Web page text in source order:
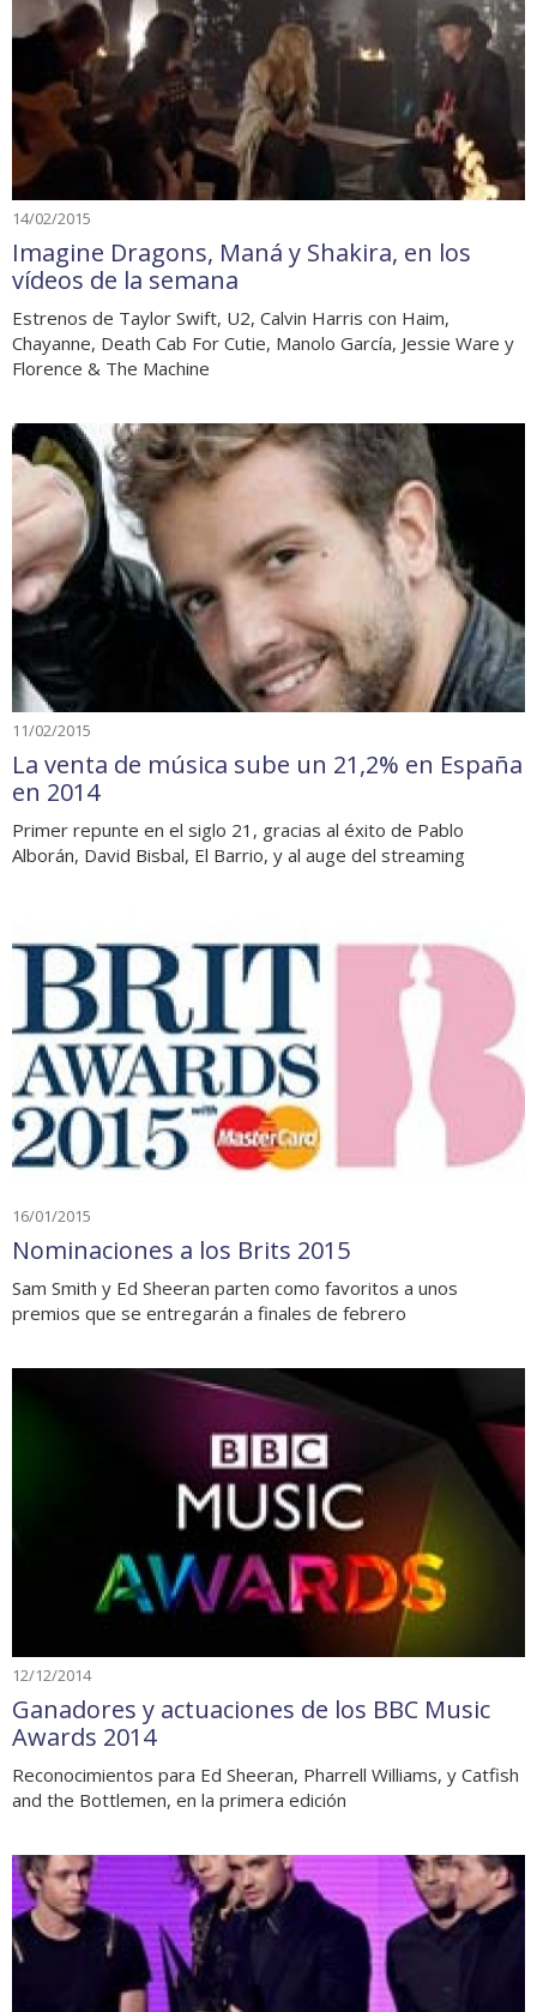
14/02/2015
Imagine Dragons, Maná y Shakira, en los
vídeos de la semana
Estrenos de Taylor Swift, U2, Calvin Harris con Haim,
Chayanne, Death Cab For Cutie, Manolo García, Jessie Ware y
Florence & The Machine
11/02/2015
La venta de música sube un 21,2% en España
en 2014
Primer repunte en el siglo 21, gracias al éxito de Pablo
Alborán, David Bisbal, El Barrio, y al auge del streaming
16/01/2015
Nominaciones a los Brits 2015
Sam Smith y Ed Sheeran parten como favoritos a unos
premios que se entregarán a finales de febrero
12/12/2014
Ganadores y actuaciones de los BBC Music
Awards 2014
Reconocimientos para Ed Sheeran, Pharrell Williams, y Catfish
and the Bottlemen, en la primera edición